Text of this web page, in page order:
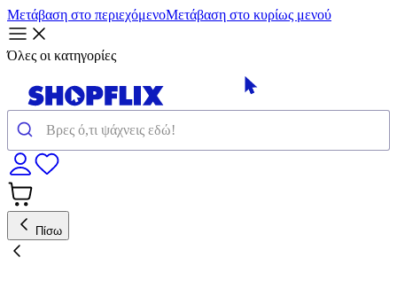
Μετάβαση στο περιεχόμενοΜετάβαση στο κυρίως μενού
Όλες οι κατηγορίες
Πίσω